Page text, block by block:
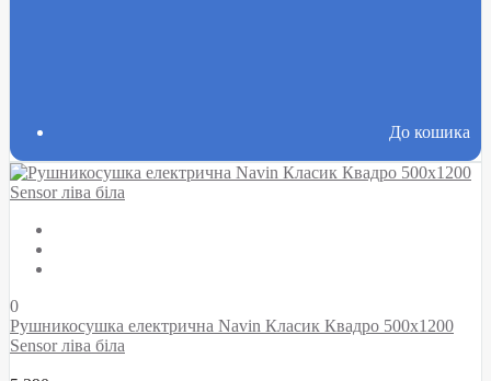
До кошика
0
Рушникосушка електрична Navin Класик Квадро 500х1200
Sensor ліва біла